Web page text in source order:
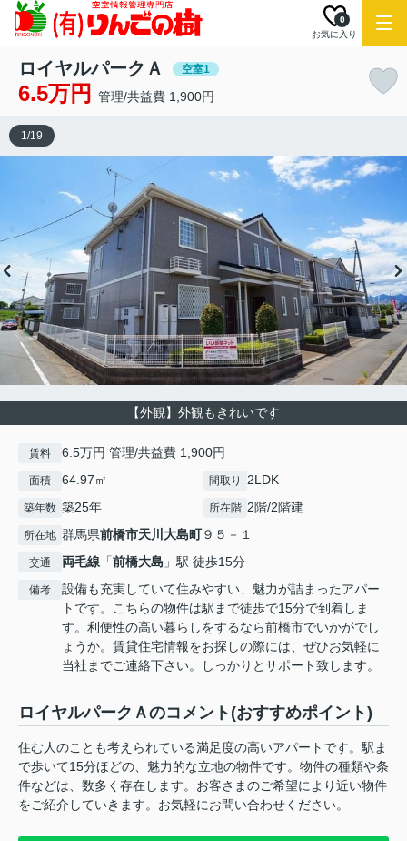
お気に入り
0
ロイヤルパークＡ 空室1
6.5万円 管理/共益費 1,900円
【外観】外観もきれいです
1/19
賃料 6.5万円 管理/共益費 1,900円
面積 64.97㎡ 間取り 2LDK
築年数 築25年 所在階 2階/2階建
所在地 群馬県前橋市天川大島町９５－１
交通 両毛線 「前橋大島 」駅 徒歩15分
備考
設備も充実していて住みやすい、魅力が詰まったアパー
トです。こちらの物件は駅まで徒歩で15分で到着しま
す。利便性の高い暮らしをするなら前橋市でいかがでし
ょうか。賃貸住宅情報をお探しの際には、ぜひお気軽に
当社までご連絡下さい。しっかりとサポート致します。
ロイヤルパークＡのコメント(おすすめポイント)
住む人のことも考えられている満足度の高いアパートです。駅ま
で歩いて15分ほどの、魅力的な立地の物件です。物件の種類や条
件などは、数多く存在します。お客さまのご希望により近い物件
をご紹介していきます。お気軽にお問い合わせください。